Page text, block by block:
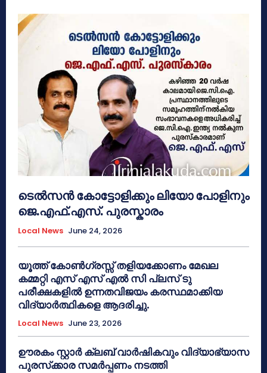
ടെൽസൻ കോട്ടോളിക്കും ലിയോ പോളിനും
ജെ.എഫ്.എസ്. പുരസ്കാരം
Local News June 24, 2026
യൂത്ത് കോൺഗ്രസ്സ് തളിയക്കോണം മേഖല
കമ്മറ്റി എസ് എസ് എൽ സി പ്ലസ് ടു
പരീക്ഷകളിൽ ഉന്നതവിജയം കരസ്ഥമാക്കിയ
വിദ്യാർത്ഥികളെ ആദരിച്ചു.
Local News June 23, 2026
ഊരകം സ്റ്റാർ ക്ലബ് വാർഷികവും വിദ്യാഭ്യാസ
പുരസ്‌ക്കാര സമർപ്പണം നടത്തി